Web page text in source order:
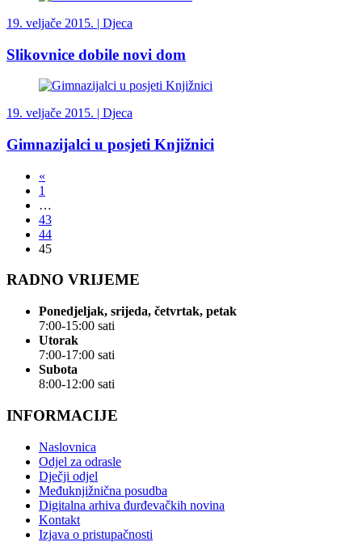
19. veljače 2015. | Djeca
Slikovnice dobile novi dom
19. veljače 2015. | Djeca
Gimnazijalci u posjeti Knjižnici
«
1
…
43
44
45
RADNO VRIJEME
Ponedjeljak, srijeda, četvrtak, petak
7:00-15:00 sati
Utorak
7:00-17:00 sati
Subota
8:00-12:00 sati
INFORMACIJE
Naslovnica
Odjel za odrasle
Dječji odjel
Međuknjižnična posudba
Digitalna arhiva đurđevačkih novina
Kontakt
Izjava o pristupačnosti